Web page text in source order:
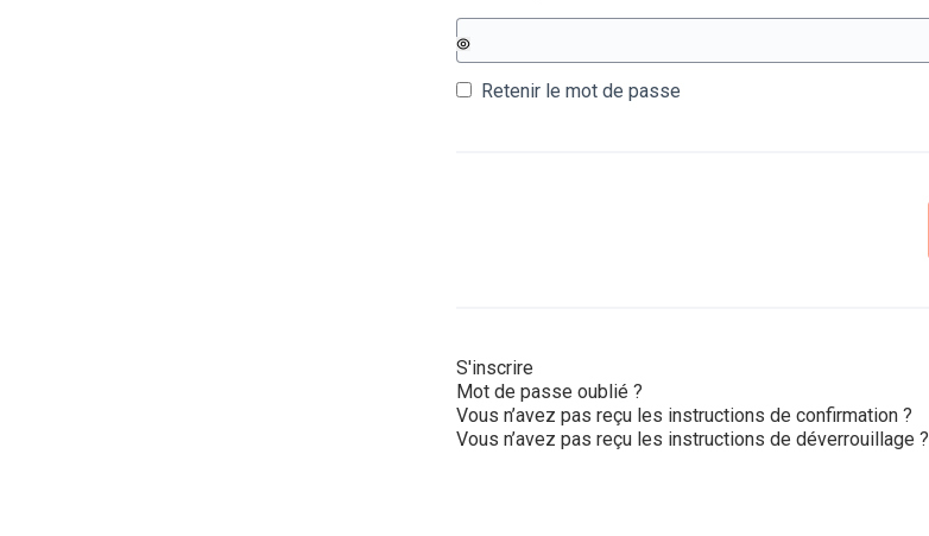
Retenir le mot de passe
S'inscrire
Mot de passe oublié ?
Vous n’avez pas reçu les instructions de confirmation ?
Vous n’avez pas reçu les instructions de déverrouillage ?